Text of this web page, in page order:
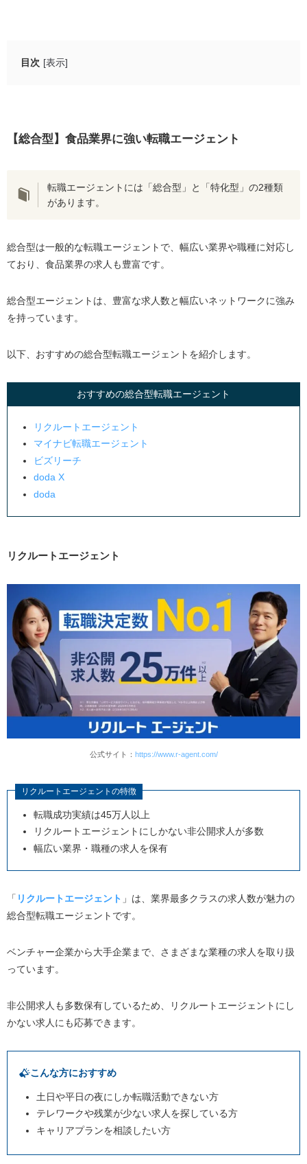
目次 [表示]
マイナビ転職エージェント
doda
フーズラボ
食品業界CAREER
食品業界に強い転職エージェントの選び方
希望する企業の求人があるか確認する
複数の転職エージェントに登録する
食品業界の転職動向
求人数
転職の難易度
業界の平均年収
研究部門
生産部門
管理部門
食品業界に転職するメリット
業界が安定している
福利厚生が充実している
未経験からスタートしやすい
食品業界への転職に必要なスキル
コミュニケーション能力
プレゼン能力
問題解決力
食品に関する知識や経験
管理栄養士
フードアナリスト
品質管理検定（QC検定）
転職エージェントを利用して転職成功するためのコツ
積極的に転職活動する
書類添削や面接指導を活用する
まとめ
【総合型】食品業界に強い転職エージェント
転職エージェントには「総合型」と「特化型」の2種類
があります。
総合型は一般的な転職エージェントで、幅広い業界や職種に対応し
ており、食品業界の求人も豊富です。
総合型エージェントは、豊富な求人数と幅広いネットワークに強み
を持っています。
以下、おすすめの総合型転職エージェントを紹介します。
おすすめの総合型転職エージェント
リクルートエージェント
マイナビ転職エージェント
ビズリーチ
doda X
doda
リクルートエージェント
公式サイト： https://www.r-agent.com/
リクルートエージェントの特徴
転職成功実績は45万人以上
リクルートエージェントにしかない非公開求人が多数
幅広い業界・職種の求人を保有
「 リクルートエージェント 」は、業界最多クラスの求人数が魅力の
総合型転職エージェントです。
ベンチャー企業から大手企業まで、さまざまな業種の求人を取り扱
っています。
非公開求人も多数保有しているため、リクルートエージェントにし
かない求人にも応募できます。
こんな方におすすめ
土日や平日の夜にしか転職活動できない方
テレワークや残業が少ない求人を探している方
キャリアプランを相談したい方